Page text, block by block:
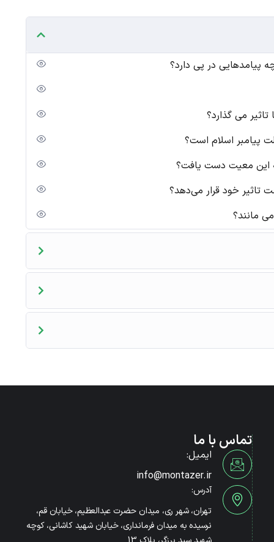
پیامدهایی در پی دارد؟
می گذارد؟
پیامبر اسلام است؟
این معیت دست یافت؟
تاثیر خود قرار می‌دهد؟
مانند؟
تماس با ما
ایمیل:
info@montazer.ir
آدرس:
تهران، شهر ری، میدان حضرت عبدالعظیم، خیابان قم،
نرسیده به میدان فرمانداری، خیابان شهید کاشانی، کوچه